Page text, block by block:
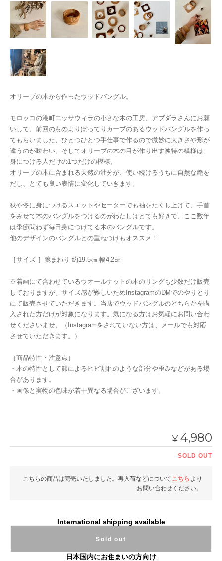
オリーブの木から作ったウッドバングル。
モロッコの港町エッサウィラの小さな木の工房、アブダラさんにお願
いして、前回のものよりぽってりカーブのあるウッドバングルを作っ
てもらいました。ひとつひとつ手仕事で作るので微妙に大きさや形が
違うのが味わい。そしてオリーブの木の目が作り出す独特の模様は、
身につける人だけの1つだけの模様。
オリーブの木に含まれる天然の油分が、使い続けるうちに自然な艶を
だし、とても良い表情に変化していきます。
秋や冬に身につけるスエットやセーターでも袖をたくし上げて、手首
をみせて木のバングルをつけるのがわたしはとても好きで、ここ数年
は季節問わず毎日身につけてる木のバングルです。
他のデザインのバングルとの重ねつけもオススメ！
［サイズ ］腕まわり 約19.5㎝ 幅4.2㎝
※着画にて合わせているウオールナットの木のリングも少数だけ販売
しておりますが、サイズ感が難しいためInstagramのDMでのやりとり
にて販売させていただきます。当店でウッドバングルのどちらかを購
入された方だけが対象になります。気になる方はお気軽にお問い合わ
せくださいませ。（Instagramをされていない方は、メールでも対応
させていただきます。）
［商品特性・注意点］
・木の特性として節によるヒビ割れのような部分や歪みなどがある場
合があります。
・画像と実物の色味が若干異なる場合がございます。
¥4,980
SOLD OUT
こちらの商品は完売いたしました。再入荷などについて こちら より
お問い合わせください。
International shipping available
Sold out
日本国内にお住まいの方向け